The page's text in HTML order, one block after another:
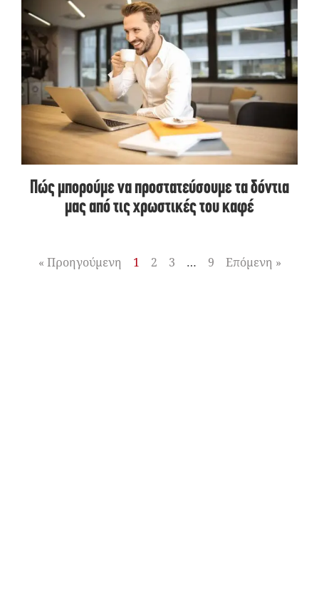
Πώς μπορούμε να προστατεύσουμε τα δόντια
μας από τις χρωστικές του καφέ
« Προηγούμενη 1 2 3 … 9 Επόμενη »